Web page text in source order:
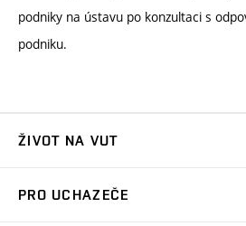
podniky na ústavu po konzultaci s
podniku.
ŽIVOT NA VUT
PRO UCHAZEČE